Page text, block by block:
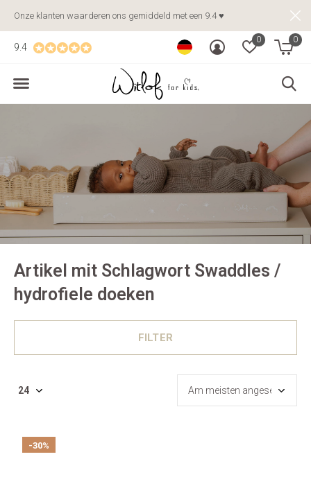
0 0
9.4
Onze klanten waarderen ons gemiddeld met een 9.4 ♥
Artikel mit Schlagwort Swaddles /
hydrofiele doeken
FILTER
-30%